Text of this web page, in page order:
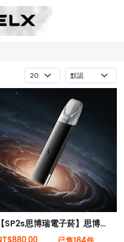
【SP2s思博瑞電子菸】思博瑞 SP2 PRO 主機